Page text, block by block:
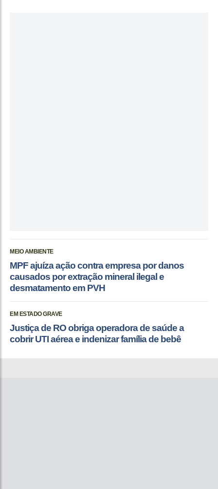
MEIO AMBIENTE
MPF ajuíza ação contra empresa por danos
causados por extração mineral ilegal e
desmatamento em PVH
EM ESTADO GRAVE
Justiça de RO obriga operadora de saúde a
cobrir UTI aérea e indenizar família de bebê